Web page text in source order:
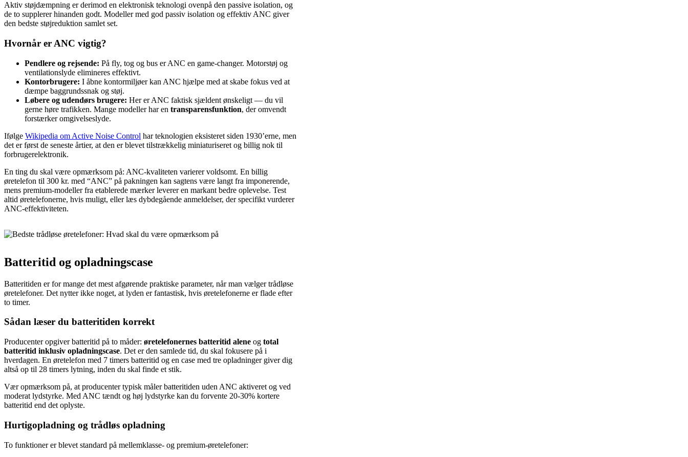
Aktiv støjdæmpning er derimod en elektronisk teknologi ovenpå den passive isolation, og
de to supplerer hinanden godt. Modeller med god passiv isolation og effektiv ANC giver
den bedste støjreduktion samlet set.
Hvornår er ANC vigtig?
Pendlere og rejsende: På fly, tog og bus er ANC en game-changer. Motorstøj og
ventilationslyde elimineres effektivt.
Kontorbrugere: I åbne kontormiljøer kan ANC hjælpe med at skabe fokus ved at
dæmpe baggrundssnak og støj.
Løbere og udendørs brugere: Her er ANC faktisk sjældent ønskeligt — du vil
gerne høre trafikken. Mange modeller har en transparensfunktion, der omvendt
forstærker omgivelseslyde.
Ifølge Wikipedia om Active Noise Control har teknologien eksisteret siden 1930’erne, men
det er først de seneste årtier, at den er blevet tilstrækkelig miniaturiseret og billig nok til
forbrugerelektronik.
En ting du skal være opmærksom på: ANC-kvaliteten varierer voldsomt. En billig
øretelefon til 300 kr. med “ANC” på pakningen kan sagtens være langt fra imponerende,
mens premium-modeller fra etablerede mærker leverer en markant bedre oplevelse. Test
altid øretelefonerne, hvis muligt, eller læs dybdegående anmeldelser, der specifikt vurderer
ANC-effektiviteten.
Batteritid og opladningscase
Batteritiden er for mange det mest afgørende praktiske parameter, når man vælger trådløse
øretelefoner. Det nytter ikke noget, at lyden er fantastisk, hvis øretelefonerne er flade efter
to timer.
Sådan læser du batteritiden korrekt
Producenter opgiver batteritid på to måder: øretelefonernes batteritid alene og total
batteritid inklusiv opladningscase. Det er den samlede tid, du skal fokusere på i
hverdagen. En øretelefon med 7 timers batteritid og en case med tre opladninger giver dig
altså op til 28 timers lytning, inden du skal finde et stik.
Vær opmærksom på, at producenter typisk måler batteritiden uden ANC aktiveret og ved
moderat lydstyrke. Med ANC tændt og høj lydstyrke kan du forvente 20-30% kortere
batteritid end det oplyste.
Hurtigopladning og trådløs opladning
To funktioner er blevet standard på mellemklasse- og premium-øretelefoner: